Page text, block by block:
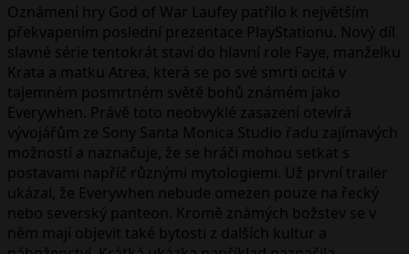
Oznámení hry God of War Laufey patřilo k největším
překvapením poslední prezentace PlayStationu. Nový díl
slavné série tentokrát staví do hlavní role Faye, manželku
Krata a matku Atrea, která se po své smrti ocitá v
tajemném posmrtném světě bohů známém jako
Everywhen. Právě toto neobvyklé zasazení otevírá
vývojářům ze Sony Santa Monica Studio řadu zajímavých
možností a naznačuje, že se hráči mohou setkat s
postavami napříč různými mytologiemi. Už první trailer
ukázal, že Everywhen nebude omezen pouze na řecký
nebo severský panteon. Kromě známých božstev se v
něm mají objevit také bytosti z dalších kultur a